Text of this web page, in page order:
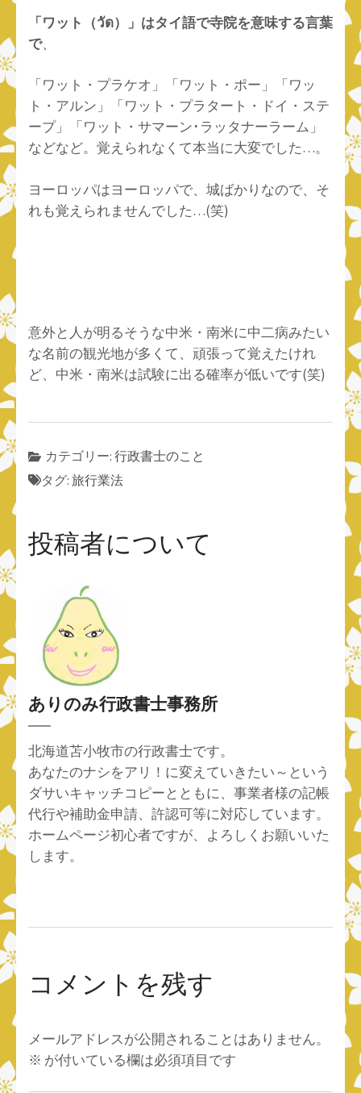
「ワット（วัด）」はタイ語で寺院を意味する言葉
で、
「ワット・プラケオ」「ワット・ポー」「ワッ
ト・アルン」「ワット・プラタート・ドイ・ステ
ープ」「ワット・サマーン･ラッタナーラーム」
などなど。覚えられなくて本当に大変でした…。
ヨーロッパはヨーロッパで、城ばかりなので、そ
れも覚えられませんでした…(笑)
意外と人が明るそうな中米・南米に中二病みたい
な名前の観光地が多くて、頑張って覚えたけれ
ど、中米・南米は試験に出る確率が低いです(笑)
カテゴリー: 行政書士のこと
タグ: 旅行業法
投稿者について
ありのみ行政書士事務所
北海道苫小牧市の行政書士です。
あなたのナシをアリ！に変えていきたい～という
ダサいキャッチコピーとともに、事業者様の記帳
代行や補助金申請、許認可等に対応しています。
ホームページ初心者ですが、よろしくお願いいた
します。
コメントを残す
メールアドレスが公開されることはありません。
※ が付いている欄は必須項目です